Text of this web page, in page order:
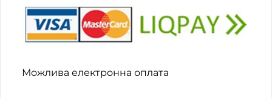
Можлива електронна оплата